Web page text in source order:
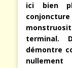
ici bien
terminal.
démontre